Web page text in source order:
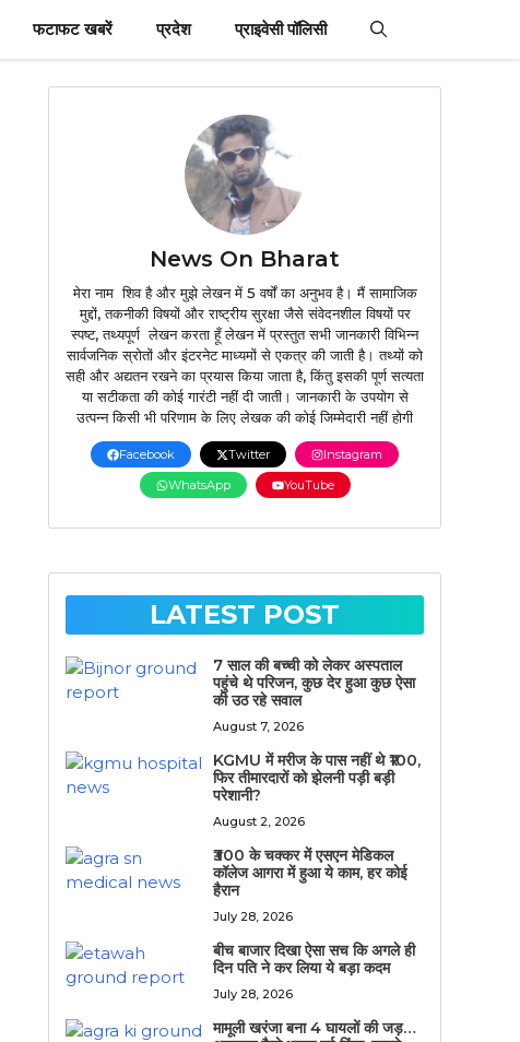
फटाफट खबरें प्रदेश प्राइवेसी पॉलिसी
News On Bharat
मेरा नाम शिव है और मुझे लेखन में 5 वर्षों का अनुभव है। मैं सामाजिक
मुद्दों, तकनीकी विषयों और राष्ट्रीय सुरक्षा जैसे संवेदनशील विषयों पर
स्पष्ट, तथ्यपूर्ण लेखन करता हूँ लेखन में प्रस्तुत सभी जानकारी विभिन्न
सार्वजनिक स्रोतों और इंटरनेट माध्यमों से एकत्र की जाती है। तथ्यों को
सही और अद्यतन रखने का प्रयास किया जाता है, किंतु इसकी पूर्ण सत्यता
या सटीकता की कोई गारंटी नहीं दी जाती। जानकारी के उपयोग से
उत्पन्न किसी भी परिणाम के लिए लेखक की कोई जिम्मेदारी नहीं होगी
Facebook Twitter
Instagram
WhatsApp
YouTube
LATEST POST
7 साल की बच्ची को लेकर अस्पताल
पहुंचे थे परिजन, कुछ देर हुआ कुछ ऐसा
की उठ रहे सवाल
August 7, 2026
KGMU में मरीज के पास नहीं थे ₹100,
फिर तीमारदारों को झेलनी पड़ी बड़ी
परेशानी?
August 2, 2026
₹300 के चक्कर में एसएन मेडिकल
कॉलेज आगरा में हुआ ये काम, हर कोई
हैरान
July 28, 2026
बीच बाजार दिखा ऐसा सच कि अगले ही
दिन पति ने कर लिया ये बड़ा कदम
July 28, 2026
मामूली खरंजा बना 4 घायलों की जड़…